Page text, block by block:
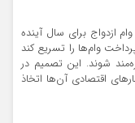
ازدواج برای سال آینده
وام‌ها را تسریع کند
شوند. این تصمیم در
اقتصادی آن‌ها اتخاذ